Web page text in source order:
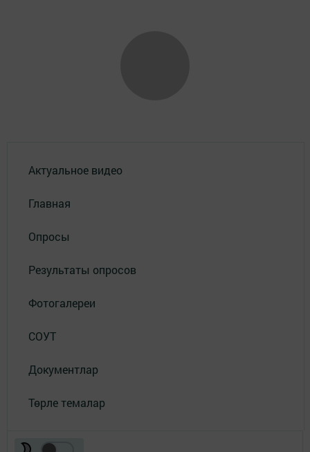
Актуальное видео
Главная
Опросы
Результаты опросов
Фотогалереи
СОУТ
Документлар
Төрле темалар